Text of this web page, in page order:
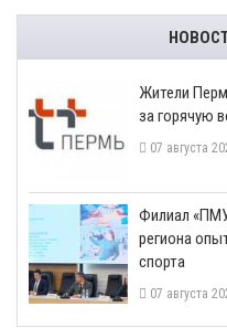
​Жители
за горячую
07 августа
​Филиал
региона
спорта
07 августа